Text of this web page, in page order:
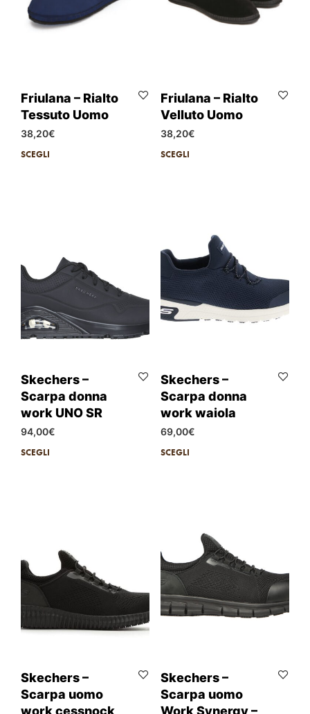
Friulana – Rialto
Tessuto Uomo
38,20€
SCEGLI
Friulana – Rialto
Velluto Uomo
38,20€
SCEGLI
Skechers –
Scarpa donna
work UNO SR
94,00€
SCEGLI
Skechers –
Scarpa donna
work waiola
69,00€
SCEGLI
Skechers –
Scarpa uomo
work cessnock
Skechers –
Scarpa uomo
Work Synergy –